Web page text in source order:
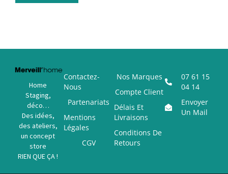
Home
Staging,
déco…
Des idées,
des ateliers,
un concept
store
RIEN QUE ÇA !
Contactez-
Nous
Partenariats
Mentions
Légales
CGV
Nos Marques
Compte Client
Délais Et
Livraisons
Conditions De
Retours
07 61 15
04 14
Envoyer
Un Mail